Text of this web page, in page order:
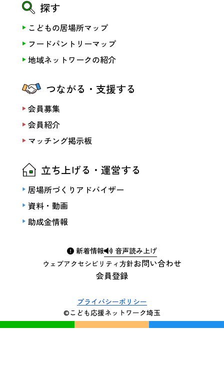
新着情報 音声読み上げ
会員登録
お問い合わせ
ウェブアクセシビリティ方針
探す
こどもの居場所マップ
フードパントリーマップ
地域ネットワークの紹介
つながる・支援する
会員募集
会員紹介
マッチング掲示板
立ち上げる・運営する
居場所づくりアドバイザー
資料・動画
助成金情報
プライバシーポリシー
©こども応援ネットワーク埼玉